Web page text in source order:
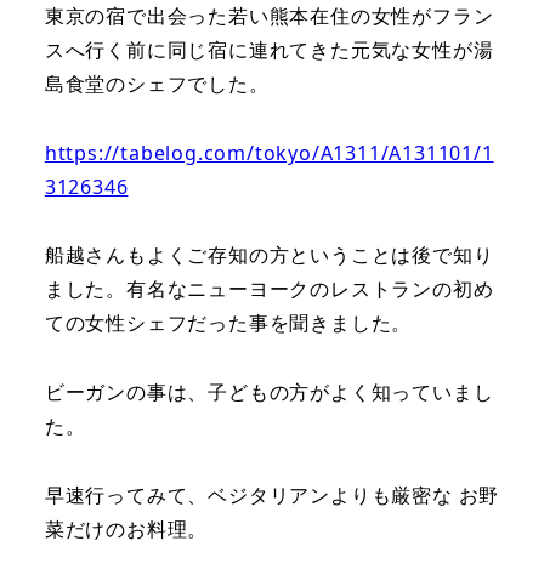
東京の宿で出会った若い熊本在住の女性がフラン
スへ行く前に同じ宿に連れてきた元気な女性が湯
島食堂のシェフでした。
https://tabelog.com/tokyo/A1311/A131101/1
3126346
船越さんもよくご存知の方ということは後で知り
ました。有名なニューヨークのレストランの初め
ての女性シェフだった事を聞きました。
ビーガンの事は、子どもの方がよく知っていまし
た。
早速行ってみて、ベジタリアンよりも厳密な お野
菜だけのお料理。